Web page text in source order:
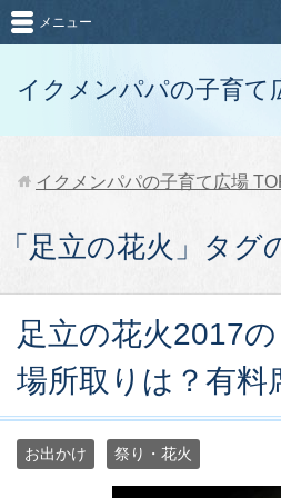
イクメンパパの子育て
メニュー
イクメンパパの子育て広場
「足立の花火」タグ
足立の花火2017
場所取りは？有料
お出かけ 祭り・花火